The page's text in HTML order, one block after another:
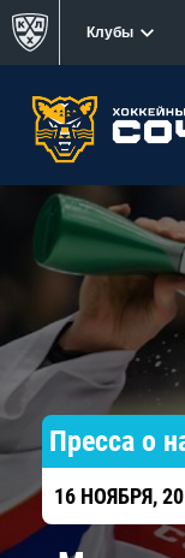
Клубы
Пресса о
16 НОЯБРЯ,